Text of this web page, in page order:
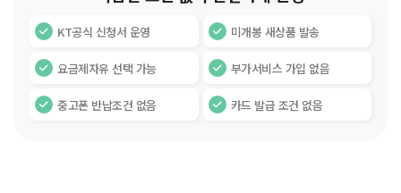
KT공식 신청서 운영 미개봉 새상품 발송
요금제자유 선택 가능 부가서비스 가입 없음
중고폰 반납조건 없음 카드 발급 조건 없음